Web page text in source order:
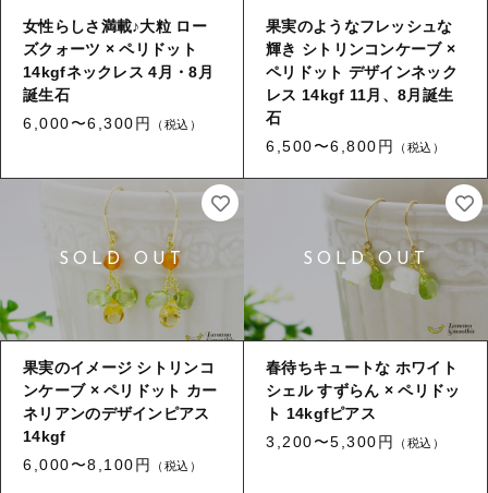
女性らしさ満載♪大粒 ロー
ズクォーツ × ペリドット
14kgfネックレス 4月・8月
誕生石
6,000〜6,300円
（税込）
果実のようなフレッシュな
輝き シトリンコンケーブ ×
ペリドット デザインネック
レス 14kgf 11月、8月誕生
石
6,500〜6,800円
（税込）
果実のイメージ シトリンコ
ンケーブ × ペリドット カー
ネリアンのデザインピアス
14kgf
6,000〜8,100円
（税込）
春待ちキュートな ホワイト
シェル すずらん × ペリドッ
ト 14kgfピアス
3,200〜5,300円
（税込）